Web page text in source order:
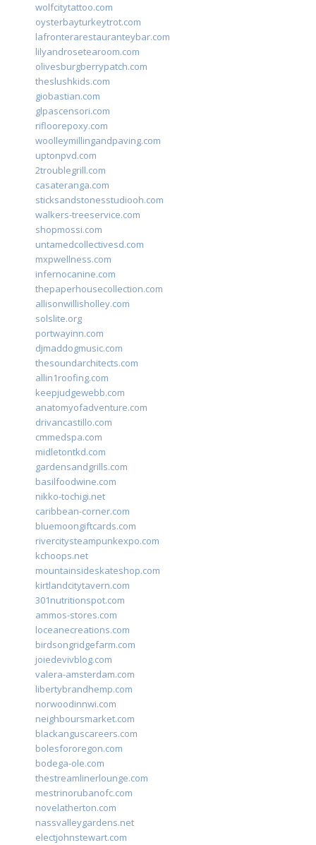
wolfcitytattoo.com
oysterbayturkeytrot.com
lafronterarestauranteybar.com
lilyandrosetearoom.com
olivesburgberrypatch.com
theslushkids.com
giobastian.com
glpascensori.com
rifloorepoxy.com
woolleymillingandpaving.com
uptonpvd.com
2troublegrill.com
casateranga.com
sticksandstonesstudiooh.com
walkers-treeservice.com
shopmossi.com
untamedcollectivesd.com
mxpwellness.com
infernocanine.com
thepaperhousecollection.com
allisonwillisholley.com
solslite.org
portwayinn.com
djmaddogmusic.com
thesoundarchitects.com
allin1roofing.com
keepjudgewebb.com
anatomyofadventure.com
drivancastillo.com
cmmedspa.com
midletontkd.com
gardensandgrills.com
basilfoodwine.com
nikko-tochigi.net
caribbean-corner.com
bluemoongiftcards.com
rivercitysteampunkexpo.com
kchoops.net
mountainsideskateshop.com
kirtlandcitytavern.com
301nutritionspot.com
ammos-stores.com
loceanecreations.com
birdsongridgefarm.com
joiedevivblog.com
valera-amsterdam.com
libertybrandhemp.com
norwoodinnwi.com
neighboursmarket.com
blackanguscareers.com
bolesfororegon.com
bodega-ole.com
thestreamlinerlounge.com
mestrinorubanofc.com
novelatherton.com
nassvalleygardens.net
electjohnstewart.com